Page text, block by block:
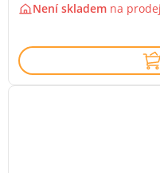
Není skladem na